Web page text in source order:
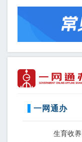
一网通办
生育收养